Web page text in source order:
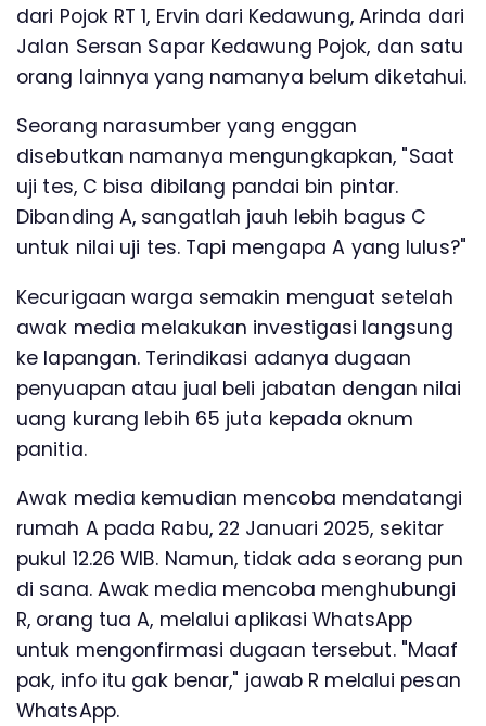
dari Pojok RT 1, Ervin dari Kedawung, Arinda dari
Jalan Sersan Sapar Kedawung Pojok, dan satu
orang lainnya yang namanya belum diketahui.
Seorang narasumber yang enggan
disebutkan namanya mengungkapkan, "Saat
uji tes, C bisa dibilang pandai bin pintar.
Dibanding A, sangatlah jauh lebih bagus C
untuk nilai uji tes. Tapi mengapa A yang lulus?"
Kecurigaan warga semakin menguat setelah
awak media melakukan investigasi langsung
ke lapangan. Terindikasi adanya dugaan
penyuapan atau jual beli jabatan dengan nilai
uang kurang lebih 65 juta kepada oknum
panitia.
Awak media kemudian mencoba mendatangi
rumah A pada Rabu, 22 Januari 2025, sekitar
pukul 12.26 WIB. Namun, tidak ada seorang pun
di sana. Awak media mencoba menghubungi
R, orang tua A, melalui aplikasi WhatsApp
untuk mengonfirmasi dugaan tersebut. "Maaf
pak, info itu gak benar," jawab R melalui pesan
WhatsApp.